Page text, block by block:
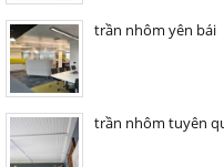
trần nhôm yên bái
trần nhôm tuyên